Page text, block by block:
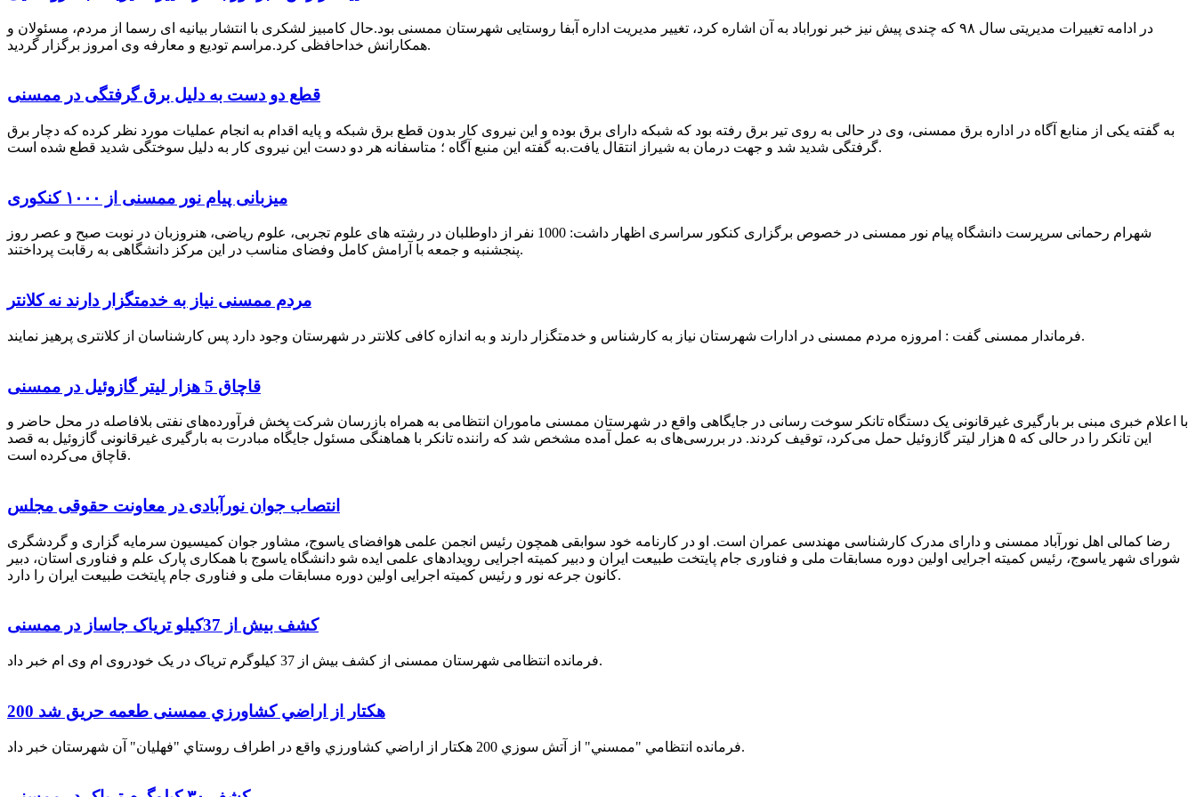
در ادامه تغییرات مدیریتی سال ۹۸ که چندی پیش نیز خبر نوراباد به آن اشاره کرد، تغییر مدیریت اداره آبفا روستایی شهرستان ممسنی بود.حال کامبیز لشکری با انتشار بیانیه ای رسما از مردم، مسئولان و
همکارانش خداحافظی کرد.مراسم تودیع و معارفه وی امروز برگزار گردید.
قطع دو دست به دلیل برق گرفتگی در ممسنی
به گفته یکی از منابع آگاه در اداره برق ممسنی، وی در حالی به روی تیر برق رفته بود که شبکه دارای برق بوده و این نیروی کار بدون قطع برق شبکه و پایه اقدام به انجام عملیات مورد نظر کرده که دچار برق
گرفتگی شدید شد و جهت درمان به شیراز انتقال یافت.به گفته این منبع آگاه ؛ متاسفانه هر دو دست این نیروی کار به دلیل سوختگی شدید قطع شده است.
میزبانی پیام نور ممسنی از ۱۰۰۰ کنکوری
شهرام رحمانی سرپرست دانشگاه پیام نور ممسنی در خصوص برگزاری کنکور سراسری اظهار داشت: 1000 نفر از داوطلبان در رشته های علوم تجربی، علوم ریاضی، هنروزبان در نوبت صبح و عصر روز
پنجشنبه و جمعه با آرامش کامل وفضای مناسب در این مرکز دانشگاهی به رقابت پرداختند.
مردم ممسنی نیاز به خدمتگزار دارند نه کلانتر
فرماندار ممسنی گفت : امروزه مردم ممسنی در ادارات شهرستان نیاز به کارشناس و خدمتگزار دارند و به اندازه کافی کلانتر در شهرستان وجود دارد پس کارشناسان از کلانتری پرهیز نمایند.
قاچاق 5 هزار لیتر گازوئیل در ممسنی
با اعلام خبری مبنی بر بارگیری غیرقانونی یک دستگاه تانکر سوخت رسانی در جایگاهی واقع در شهرستان ممسنی ماموران انتظامی به همراه بازرسان شرکت پخش فرآورده‌های نفتی بلافاصله در محل حاضر و
این تانکر را در حالی که ۵ هزار لیتر گازوئیل حمل می‌کرد، توقیف کردند. در بررسی‌های به عمل آمده مشخص شد که راننده تانکر با هماهنگی مسئول جایگاه مبادرت به بارگیری غیرقانونی گازوئیل به قصد
قاچاق می‌کرده است.
انتصاب جوان نورآبادی در معاونت حقوقی مجلس
رضا کمالی اهل نورآباد ممسنی و دارای مدرک کارشناسی مهندسی عمران است. او در کارنامه خود سوابقی همچون رئیس انجمن علمی هوافضای یاسوج، مشاور جوان کمیسیون سرمایه گزاری و گردشگری
شورای شهر یاسوج، رئیس کمیته اجرایی اولین دوره مسابقات ملی و فناوری جام پایتخت طبیعت ایران و دبیر کمیته اجرایی رویدادهای علمی ایده شو دانشگاه یاسوج با همکاری پارک علم و فناوری استان، دبیر
کانون جرعه نور و رئیس کمیته اجرایی اولین دوره مسابقات ملی و فناوری جام پایتخت طبیعت ایران را دارد.
کشف بیش از 37کیلو تریاک جاساز در ممسنی
فرمانده انتظامی شهرستان ممسنی از کشف بیش از 37 کیلوگرم تریاک در یک خودروی ام وی ام خبر داد.
200 هكتار از اراضي كشاورزي ممسنی طعمه حریق شد
فرمانده انتظامي "ممسني" از آتش سوزي 200 هكتار از اراضي كشاورزي واقع در اطراف روستاي "فهلیان" آن شهرستان خبر داد.